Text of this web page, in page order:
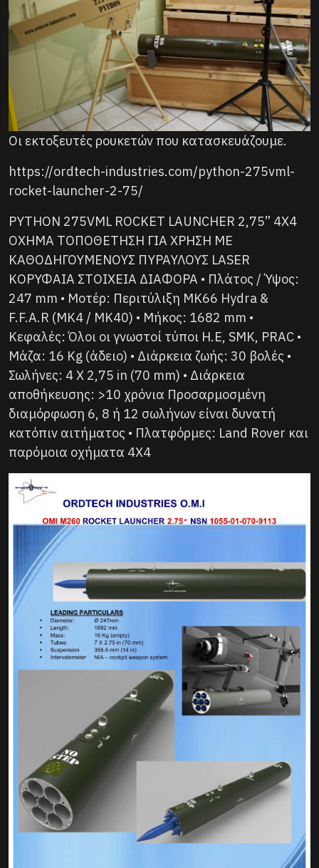
Οι εκτοξευτές ρουκετών που κατασκευάζουμε.
https://ordtech-industries.com/python-275vml-
rocket-launcher-2-75/
PYTHON 275VML ROCKET LAUNCHER 2,75” 4X4
ΟΧΗΜΑ ΤΟΠΟΘΕΤΗΣΗ ΓΙΑ ΧΡΗΣΗ ΜΕ
ΚΑΘΟΔΗΓΟΥΜΕΝΟΥΣ ΠΥΡΑΥΛΟΥΣ LASER
ΚΟΡΥΦΑΙΑ ΣΤΟΙΧΕΙΑ ΔΙΑΦΟΡΑ • Πλάτος / Ύψος:
247 mm • Μοτέρ: Περιτύλιξη MK66 Hydra &
F.F.A.R (MK4 / MK40) • Μήκος: 1682 mm •
Κεφαλές: Όλοι οι γνωστοί τύποι H.E, SMK, PRAC •
Μάζα: 16 Kg (άδειο) • Διάρκεια ζωής: 30 βολές •
Σωλήνες: 4 X 2,75 in (70 mm) • Διάρκεια
αποθήκευσης: >10 χρόνια Προσαρμοσμένη
διαμόρφωση 6, 8 ή 12 σωλήνων είναι δυνατή
κατόπιν αιτήματος • Πλατφόρμες: Land Rover και
παρόμοια οχήματα 4Χ4